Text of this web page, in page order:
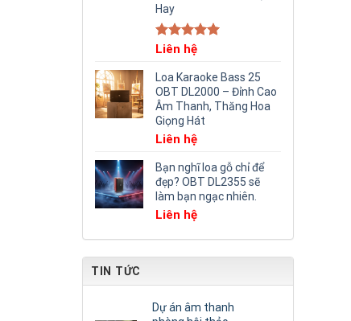
Hay
Rated5.00
Liên hệ
Loa Karaoke Bass 25
OBT DL2000 – Đỉnh Cao
Âm Thanh, Thăng Hoa
Giọng Hát
Liên hệ
Bạn nghĩ loa gỗ chỉ để
đẹp? OBT DL2355 sẽ
làm bạn ngạc nhiên.
Liên hệ
TIN TỨC
Dự án âm thanh